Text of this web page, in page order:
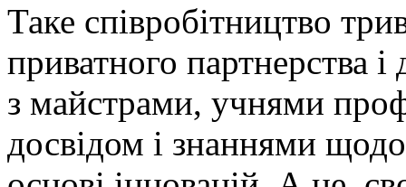
Таке співробітництво
приватного партнерства
з майстрами, учнями
досвідом і знаннями щодо